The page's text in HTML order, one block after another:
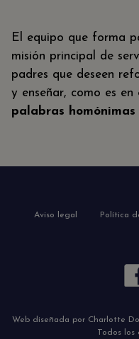
El equipo que forma
misión principal de
padres que deseen
y enseñar, como es en
palabras homónimas
Aviso legal Política
Web diseñada por Charlotte
Todos los